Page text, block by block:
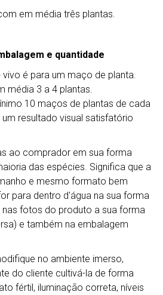
em média três plantas.
e quantidade
é para um maço de planta.
média 3 a 4 plantas.
10 maços de plantas de cada
resultado visual satisfatório
ao comprador em sua forma
das espécies. Significa que a
e mesmo formato bem
para dentro d'água na sua forma
fotos do produto a sua forma
e também na embalagem
no ambiente imerso,
do cliente cultivá-la de forma
fértil, iluminação correta, níveis